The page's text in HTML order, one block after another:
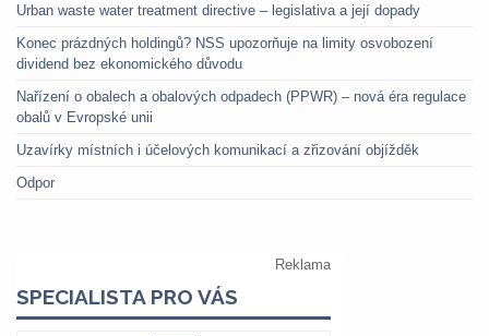
Urban waste water treatment directive – legislativa a její dopady
Konec prázdných holdingů? NSS upozorňuje na limity osvobození
dividend bez ekonomického důvodu
Nařízení o obalech a obalových odpadech (PPWR) – nová éra regulace
obalů v Evropské unii
Uzavírky místních i účelových komunikací a zřizování objížděk
Odpor